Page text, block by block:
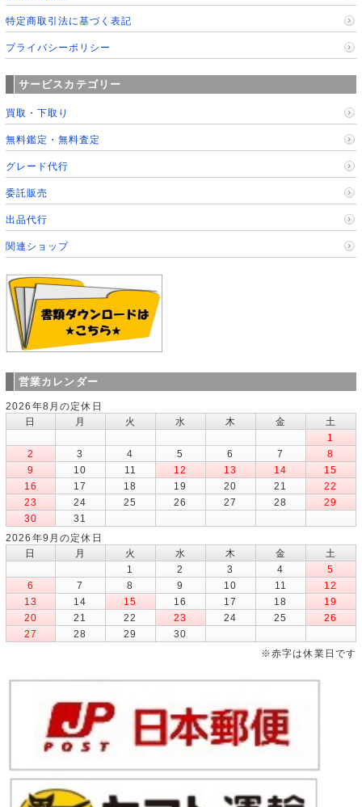
特定商取引法に基づく表記
プライバシーポリシー
サービスカテゴリー
買取・下取り
無料鑑定・無料査定
グレード代行
委託販売
出品代行
関連ショップ
営業カレンダー
2026年8月の定休日
日
月 火 水 木 金
土
1
2
3 4 5 6 7
8
9
10 11 12 13 14
15
16
17 18 19 20 21
22
23
24 25 26 27 28
29
30
31
2026年9月の定休日
日
月 火 水 木 金
土
1
2 3 4
5
6
7 8 9 10 11
12
13
14 15 16 17 18
19
20
21 22 23 24 25
26
27
28 29
30
※赤字は休業日です